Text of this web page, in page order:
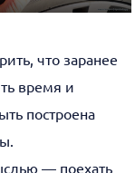
что заранее
время и
построена
— поехать